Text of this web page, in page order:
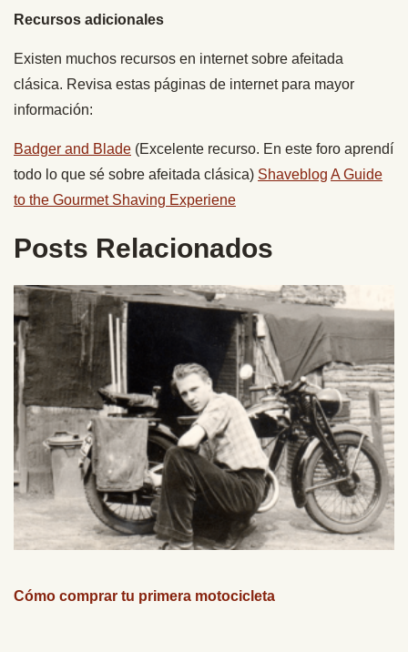
Recursos adicionales
Existen muchos recursos en internet sobre afeitada
clásica. Revisa estas páginas de internet para mayor
información:
Badger and Blade (Excelente recurso. En este foro aprendí
todo lo que sé sobre afeitada clásica) Shaveblog A Guide
to the Gourmet Shaving Experiene
Posts Relacionados
Cómo comprar tu primera motocicleta